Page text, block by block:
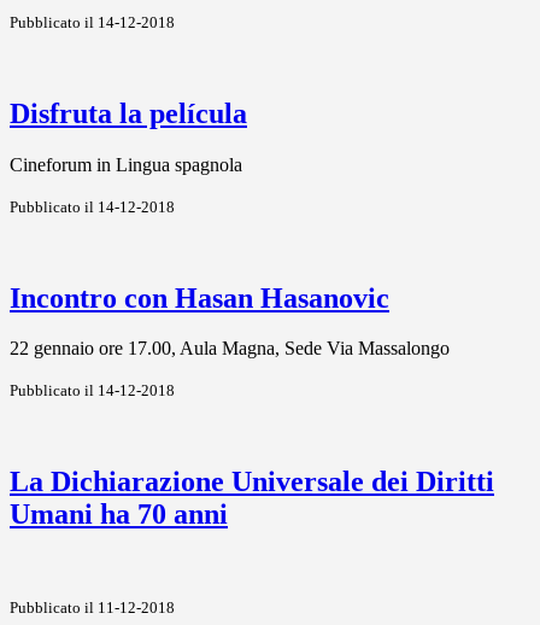
Pubblicato il 14-12-2018
Disfruta la película
Cineforum in Lingua spagnola
Pubblicato il 14-12-2018
Incontro con Hasan Hasanovic
22 gennaio ore 17.00, Aula Magna, Sede Via Massalongo
Pubblicato il 14-12-2018
La Dichiarazione Universale dei Diritti
Umani ha 70 anni
Pubblicato il 11-12-2018